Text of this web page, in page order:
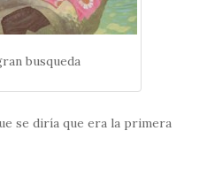
busqueda
se diría que era la primera